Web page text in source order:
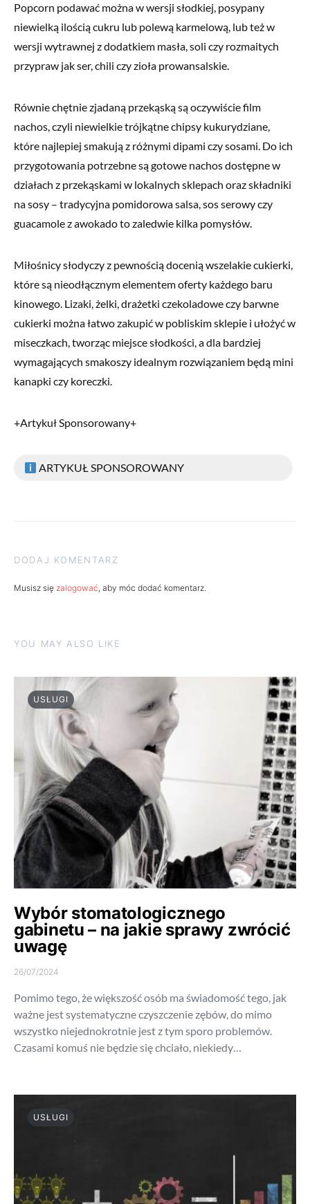
Popcorn podawać można w wersji słodkiej, posypany
niewielką ilością cukru lub polewą karmelową, lub też w
wersji wytrawnej z dodatkiem masła, soli czy rozmaitych
przypraw jak ser, chili czy zioła prowansalskie.
Równie chętnie zjadaną przekąską są oczywiście film
nachos, czyli niewielkie trójkątne chipsy kukurydziane,
które najlepiej smakują z różnymi dipami czy sosami. Do ich
przygotowania potrzebne są gotowe nachos dostępne w
działach z przekąskami w lokalnych sklepach oraz składniki
na sosy – tradycyjna pomidorowa salsa, sos serowy czy
guacamole z awokado to zaledwie kilka pomysłów.
Miłośnicy słodyczy z pewnością docenią wszelakie cukierki,
które są nieodłącznym elementem oferty każdego baru
kinowego. Lizaki, żelki, drażetki czekoladowe czy barwne
cukierki można łatwo zakupić w pobliskim sklepie i ułożyć w
miseczkach, tworząc miejsce słodkości, a dla bardziej
wymagających smakoszy idealnym rozwiązaniem będą mini
kanapki czy koreczki.
+Artykuł Sponsorowany+
ARTYKUŁ SPONSOROWANY
DODAJ KOMENTARZ
Musisz się zalogować, aby móc dodać komentarz.
YOU MAY ALSO LIKE
USŁUGI
Wybór stomatologicznego
gabinetu – na jakie sprawy zwrócić
uwagę
26/07/2024
Pomimo tego, że większość osób ma świadomość tego, jak
ważne jest systematyczne czyszczenie zębów, do mimo
wszystko niejednokrotnie jest z tym sporo problemów.
Czasami komuś nie będzie się chciało, niekiedy…
USŁUGI